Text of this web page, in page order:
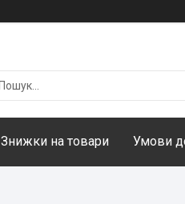
Знижки на товари Умови